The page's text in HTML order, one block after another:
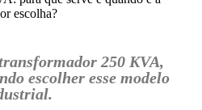
250 KVA,
escolher esse modelo